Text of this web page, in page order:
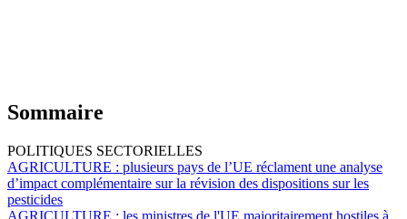
Sommaire
POLITIQUES SECTORIELLES
AGRICULTURE : plusieurs pays de l’UE réclament une analyse
d’impact complémentaire sur la révision des dispositions sur les
pesticides
AGRICULTURE : les ministres de l'UE majoritairement hostiles à